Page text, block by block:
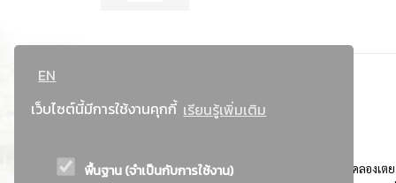
EN
เว็บไซต์นี้มีการใช้งานคุกกี้ เรียนรู้เพิ่มเติม
พื้นฐาน (จำเป็นกับการใช้งาน)
ที่อยู่ : 184 ถนนพระรามที่ 4 แขวงคลองเตย เขตคลองเตย